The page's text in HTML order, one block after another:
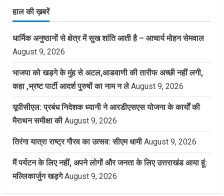
हाल की ख़बरें
धार्मिक अनुष्ठानों से क्षेत्र में सुख शांति आती है – आचार्य मोहन सेमवाल
August 9, 2026
भाजपा को खड़गे के मुंह से अटल,आडवाणी की तारीफ अच्छी नहीं लगी,
कहा ,भ्रष्ट पार्टी आदर्श पुरुषों का नाम न ले August 9, 2026
यूपीसीएल: प्रबंध निदेशक ध्यानी ने आरडीएसएस योजना के कार्यों की
मैराथन समीक्षा की August 9, 2026
तिरंगा यात्रा राष्ट्र गौरव का उत्सव: सीएम धामी August 9, 2026
मैं पर्यटन के लिए नहीं, अपने लोगों और जनता के लिए उत्तराखंड आया हूं:
मल्लिकार्जुन खड़गे August 9, 2026